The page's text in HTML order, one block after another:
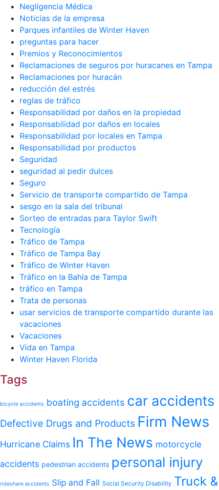
Negligencia Médica
Noticias de la empresa
Parques infantiles de Winter Haven
preguntas para hacer
Premios y Reconocimientos
Reclamaciones de seguros por huracanes en Tampa
Reclamaciones por huracán
reducción del estrés
reglas de tráfico
Responsabilidad por daños en la propiedad
Responsabilidad por daños en locales
Responsabilidad por locales en Tampa
Responsabilidad por productos
Seguridad
seguridad al pedir dulces
Seguro
Servicio de transporte compartido de Tampa
sesgo en la sala del tribunal
Sorteo de entradas para Taylor Swift
Tecnología
Tráfico de Tampa
Tráfico de Tampa Bay
Tráfico de Winter Haven
Tráfico en la Bahía de Tampa
tráfico en Tampa
Trata de personas
usar servicios de transporte compartido durante las
vacaciones
Vacaciones
Vida en Tampa
Winter Haven Florida
Tags
bicycle accidents boating accidents car accidents
Defective Drugs and Products Firm News
Hurricane Claims In The News motorcycle
accidents pedestrian accidents personal injury
rideshare accidents Slip and Fall Social Security Disability Truck &